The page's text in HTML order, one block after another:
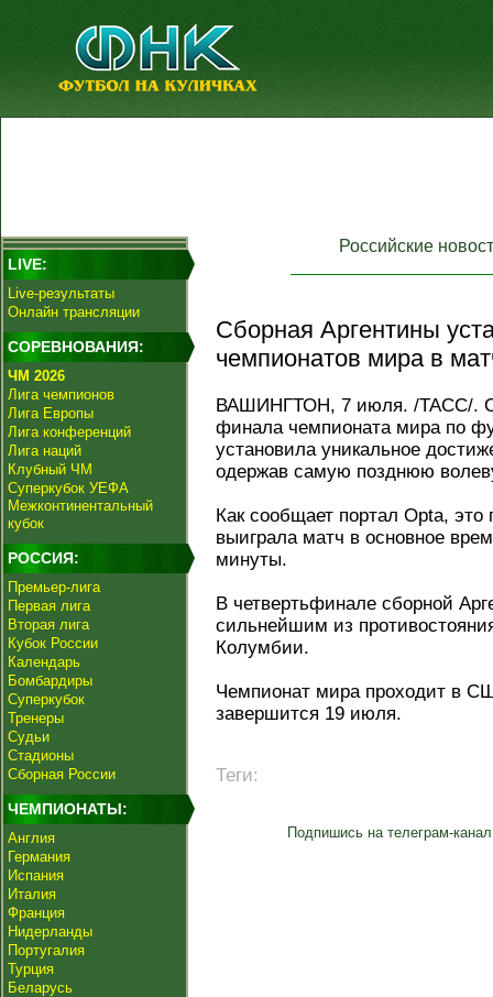
LIVE:
Live-результаты
Онлайн трансляции
СОРЕВНОВАНИЯ:
ЧМ 2026
Лига чемпионов
Лига Европы
Лига конференций
Лига наций
Клубный ЧМ
Суперкубок УЕФА
Межконтинентальный
кубок
РОССИЯ:
Премьер-лига
Первая лига
Вторая лига
Кубок России
Календарь
Бомбардиры
Суперкубок
Тренеры
Судьи
Стадионы
Сборная России
ЧЕМПИОНАТЫ:
Англия
Германия
Испания
Италия
Франция
Нидерланды
Португалия
Турция
Беларусь
Российские
Сборная Аргентины
чемпионатов мира в
ВАШИНГТОН, 7 июля. /ТАСС/.
финала чемпионата мира по
установила уникальное
одержав самую позднюю
Как сообщает портал Opta,
выиграла матч в основное
минуты.
В четвертьфинале сборной
сильнейшим из
Колумбии.
Чемпионат мира проходит в
завершится 19 июля.
Теги:
Подпишись на телеграм-